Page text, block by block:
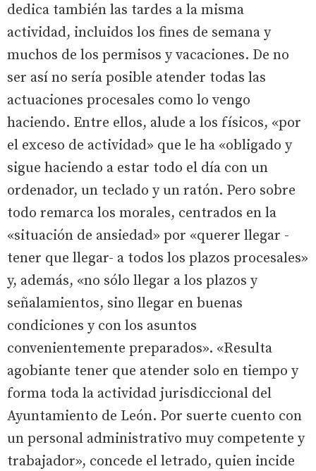
dedica también las tardes a la misma
actividad, incluidos los fines de semana y
muchos de los permisos y vacaciones. De no
ser así no sería posible atender todas las
actuaciones procesales como lo vengo
haciendo. Entre ellos, alude a los físicos, «por
el exceso de actividad» que le ha «obligado y
sigue haciendo a estar todo el día con un
ordenador, un teclado y un ratón. Pero sobre
todo remarca los morales, centrados en la
«situación de ansiedad» por «querer llegar -
tener que llegar- a todos los plazos procesales»
y, además, «no sólo llegar a los plazos y
señalamientos, sino llegar en buenas
condiciones y con los asuntos
convenientemente preparados». «Resulta
agobiante tener que atender solo en tiempo y
forma toda la actividad jurisdiccional del
Ayuntamiento de León. Por suerte cuento con
un personal administrativo muy competente y
trabajador», concede el letrado, quien incide